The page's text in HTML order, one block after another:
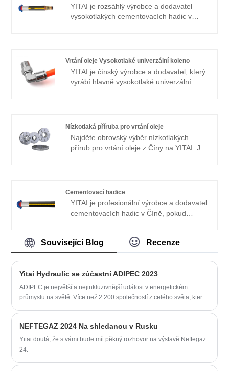
YITAI je rozsáhlý výrobce a dodavatel
vysokotlakých cementovacích hadic v
evropských a amerických trhů. Těšíme se,
že se staneme vaším dlouhodobým
partnerem v Číně.
Vrtání oleje Vysokotlaké univerzální koleno
YITAI je čínský výrobce a dodavatel, který
vyrábí hlavně vysokotlaké univerzální
produkty mají dobrou cenovou výhodu a
pokrývají většinu evropských a
amerických trhů. Těšíme se, že se
staneme vaším dlouhodobým partnerem v
Nízkotlaká příruba pro vrtání oleje
Najděte obrovský výběr nízkotlakých
přírub pro vrtání oleje z Číny na YITAI. Již
amerických trhů. Těšíme se, že se
staneme vaším dlouhodobým partnerem v
Cementovací hadice
YITAI je profesionální výrobce a dodavatel
cementovacích hadic v Číně, pokud
produkty mají dobrou cenovou výhodu a
pokrývají většinu evropských a
staneme vaším dlouhodobým partnerem v
Číně.
Související Blog Recenze
Yitai Hydraulic se zúčastní ADIPEC 2023
ADIPEC je největší a nejinkluzivnější událost v energetickém
průmyslu na světě. Více než 2 200 společností z celého světa, které
budoucnost energetiky.
NEFTEGAZ 2024 Na shledanou v Rusku
Yitai doufá, že s vámi bude mít pěkný rozhovor na výstavě Neftegaz
24.